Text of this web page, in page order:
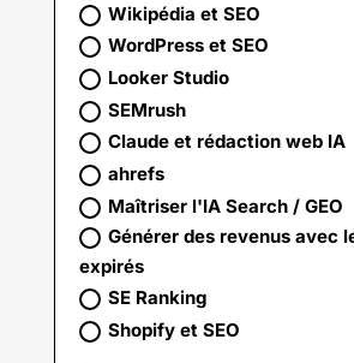
Wikipédia et SEO
WordPress et SEO
Looker Studio
SEMrush
Claude et rédaction web IA
ahrefs
Maîtriser l'IA Search / GEO
Générer des revenus avec
expirés
SE Ranking
Shopify et SEO